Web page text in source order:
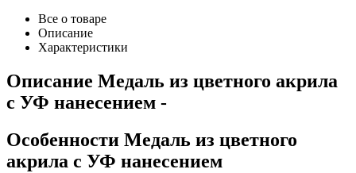
Все о товаре
Описание
Характеристики
Описание Медаль из цветного акрила
с УФ нанесением -
Особенности Медаль из цветного
акрила с УФ нанесением